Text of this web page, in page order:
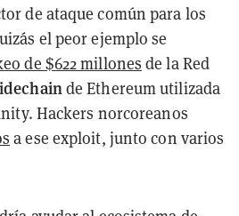
de ataque común para los
el peor ejemplo se
de $622 millones de la Red
de Ethereum utilizada
Hackers norcoreanos
a ese exploit, junto con varios